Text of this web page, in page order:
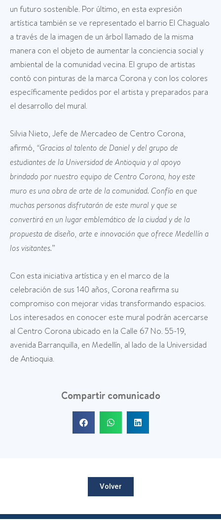
un futuro sostenible. Por último, en esta expresión
artística también se ve representado el barrio El Chagualo
a través de la imagen de un árbol llamado de la misma
manera con el objeto de aumentar la conciencia social y
ambiental de la comunidad vecina. El grupo de artistas
contó con pinturas de la marca Corona y con los colores
específicamente pedidos por el artista y preparados para
el desarrollo del mural.
Silvia Nieto, Jefe de Mercadeo de Centro Corona,
afirmó, “Gracias al talento de Daniel y del grupo de
estudiantes de la Universidad de Antioquia y al apoyo
brindado por nuestro equipo de Centro Corona, hoy este
muro es una obra de arte de la comunidad. Confío en que
muchas personas disfrutarán de este mural y que se
convertirá en un lugar emblemático de la ciudad y de la
propuesta de diseño, arte e innovación que ofrece Medellín a
los visitantes.”
Con esta iniciativa artística y en el marco de la
celebración de sus 140 años, Corona reafirma su
compromiso con mejorar vidas transformando espacios.
Los interesados en conocer este mural podrán acercarse
al Centro Corona ubicado en la Calle 67 No. 55-19,
avenida Barranquilla, en Medellín, al lado de la Universidad
de Antioquia.
Compartir comunicado
Volver